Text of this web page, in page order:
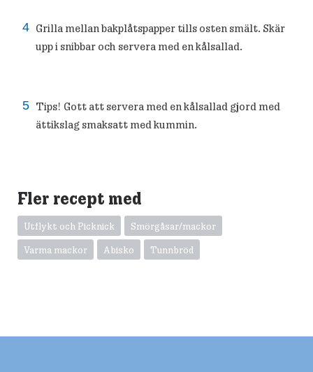
Grilla mellan bakplåtspapper tills osten smält. Skär
upp i snibbar och servera med en kålsallad.
Tips! Gott att servera med en kålsallad gjord med
ättikslag smaksatt med kummin.
Fler recept med
Utflykt och Picknick
Smörgåsar/mackor
Varma mackor
Abisko Tunnbröd